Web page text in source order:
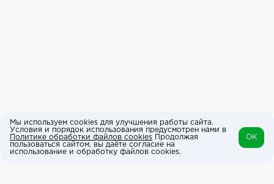
Мы используем cookies для улучшения работы сайта.
Условия и порядок использования предусмотрен нами в
Политике обработки файлов cookies Продолжая
пользоваться сайтом, вы даёте согласие на
использование и обработку файлов cookies.
OK